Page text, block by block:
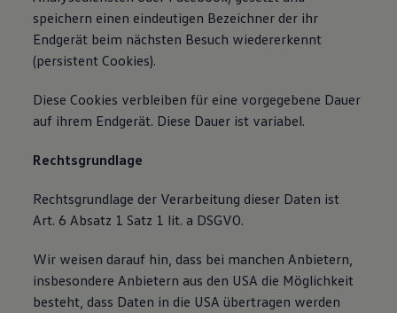
speichern einen eindeutigen Bezeichner der ihr
Endgerät beim nächsten Besuch wiedererkennt
(persistent Cookies).
Diese Cookies verbleiben für eine vorgegebene Dauer
auf ihrem Endgerät. Diese Dauer ist variabel.
Rechtsgrundlage
Rechtsgrundlage der Verarbeitung dieser Daten ist
Art. 6 Absatz 1 Satz 1 lit. a DSGVO.
Wir weisen darauf hin, dass bei manchen Anbietern,
insbesondere Anbietern aus den USA die Möglichkeit
besteht, dass Daten in die USA übertragen werden